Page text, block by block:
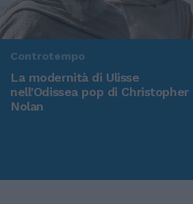
Controtempo
La modernità di Ulisse
nell'Odissea pop di Christopher
Nolan